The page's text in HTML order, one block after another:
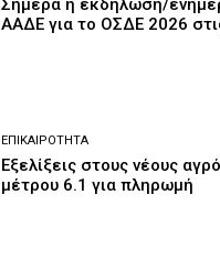
Σήμερα η εκδήλωση/
ΑΑΔΕ για το ΟΣΔΕ 2026
ΕΠΙΚΑΙΡΌΤΗΤΑ
Εξελίξεις στους νέους
μέτρου 6.1 για πληρωμή